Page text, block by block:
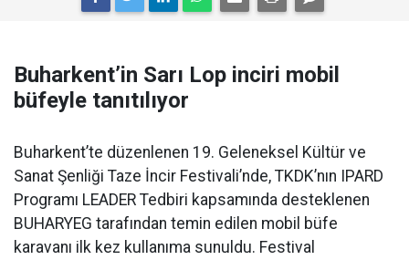
Buharkent’in Sarı Lop inciri mobil
büfeyle tanıtılıyor
Buharkent’te düzenlenen 19. Geleneksel Kültür ve
Sanat Şenliği Taze İncir Festivali’nde, TKDK’nın IPARD
Programı LEADER Tedbiri kapsamında desteklenen
BUHARYEG tarafından temin edilen mobil büfe
karavanı ilk kez kullanıma sunuldu. Festival